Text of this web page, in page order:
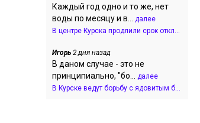
Каждый год одно и то же, нет
воды по месяцу и в... далее
В центре Курска продлили срок откл...
Игорь 2 дня назад
В даном случае - это не
принципиально, "бо... далее
В Курске ведут борьбу с ядовитым б...